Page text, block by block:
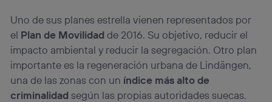
Uno de sus planes estrella vienen representados por
el Plan de Movilidadde 2016. Su objetivo, reducir el
impacto ambiental y reducir la segregación. Otro plan
importante es la regeneración urbana de Lindängen,
una de las zonas con un índice más alto de
criminalidadsegún las propias autoridades suecas.
“Administrar Utiq” en la parte inferior de esta página web o
visitando el portal de privacidad de Utiq
(“consenthub”). Para más información, consulta
la política de privacidad de Utiq.